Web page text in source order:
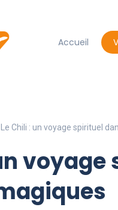
Accueil
Le Chili : un voyage spirituel